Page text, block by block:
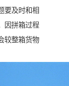
要及时和相
因拼箱过程
较整箱货物